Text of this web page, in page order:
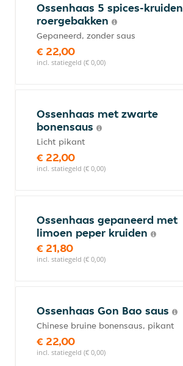
Ossenhaas 5 spices-kruiden
roergebakken
Gepaneerd, zonder saus
€ 22,00
incl. statiegeld (€ 0,00)
Ossenhaas met zwarte
bonensaus
Licht pikant
€ 22,00
incl. statiegeld (€ 0,00)
Ossenhaas gepaneerd met
limoen peper kruiden
€ 21,80
incl. statiegeld (€ 0,00)
Ossenhaas Gon Bao saus
Chinese bruine bonensaus, pikant
€ 22,00
incl. statiegeld (€ 0,00)